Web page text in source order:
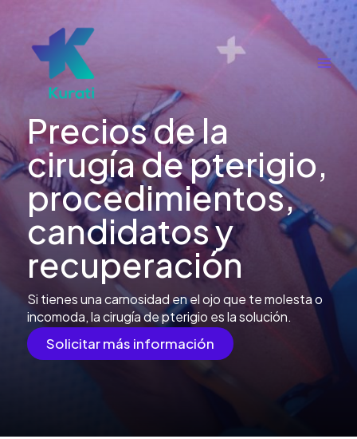
contenido
Main
Precios de la
cirugía de pterigio,
procedimientos,
candidatos y
recuperación
Si tienes una carnosidad en el ojo que te molesta o
incomoda, la cirugía de pterigio es la solución.
Solicitar más información